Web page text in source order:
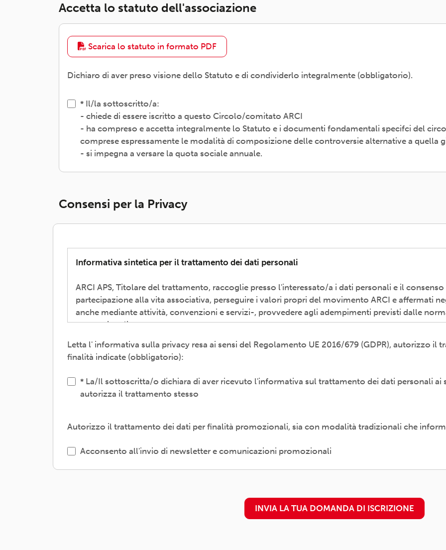
Accetta lo statuto dell'associazione
Scarica lo statuto in formato PDF
Dichiaro di aver preso visione dello Statuto e di condividerlo integralmente (obbligatorio).
Il/la sottoscritto/a:
- chiede di essere iscritto a questo Circolo/comitato ARCI
- ha compreso e accetta integralmente lo Statuto e i documenti fondamentali specifci del
comprese espressamente le modalità di composizione delle controversie alternative a quella
- si impegna a versare la quota sociale annuale.
Consensi per la Privacy
Informativa sintetica per il trattamento dei dati personali
ARCI APS, Titolare del trattamento, raccoglie presso l'interessato/a i dati personali e il
partecipazione alla vita associativa, perseguire i valori propri del movimento ARCI e affermati
anche mediante attività, convenzioni e servizi-, provvedere agli adempimenti previsti dalle
promozionali.
Il trattamento verrà effettuato: con modalità cartacea e/o informatica; in modo lecito, corretto,
interni e/o comunicando i dati a soggetti esterni (amministrazioni/autorità; fornitori di specifici
L'interessato/a può esercitare i propri diritti previsti dal Regolamento (UE) 679/2016 (es.
l'informativa dettagliata e aggiornata èdisponibile qui
ARCI APS, Via dei Monti di Pietralata, n. 16 - 00157 ROMA - info@arci.it
Letta l' informativa sulla privacy resa ai sensi del Regolamento UE 2016/679 (GDPR), autorizzo il
finalità indicate (obbligatorio):
La/Il sottoscritta/o dichiara di aver ricevuto l'informativa sul trattamento dei dati personali ai
autorizza il trattamento stesso
Autorizzo il trattamento dei dati per finalità promozionali, sia con modalità tradizionali che
Acconsento all'invio di newsletter e comunicazioni promozionali
INVIA LA TUA DOMANDA DI ISCRIZIONE